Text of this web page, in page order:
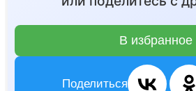
В избранное
Поделиться